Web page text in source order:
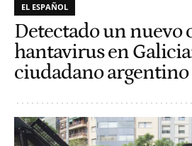
EL ESPAÑOL
Detectado un nuevo
hantavirus en
ciudadano argentino